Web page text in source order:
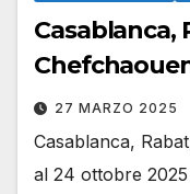
Casablanca,
27 MARZO 2025
Casablanca,
al 24 ottobre